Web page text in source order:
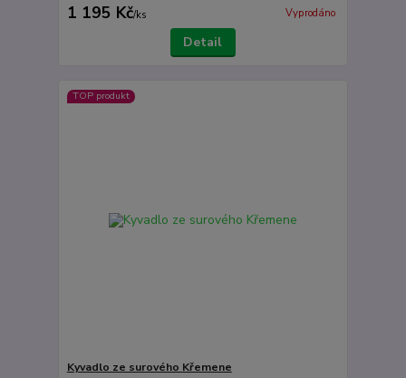
1 195 Kč/ks Vyprodáno
Detail
TOP produkt
Kyvadlo ze surového Křemene